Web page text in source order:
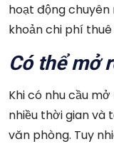
hoạt động
khoản chi phí thuê
Có thể mở
Khi có nhu cầu
nhiều thời gian và
văn phòng. Tuy